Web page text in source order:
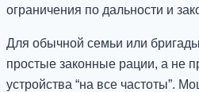
ограничения по дальности и
Для обычной семьи или
простые законные рации, а не
устройства “на все частоты”.